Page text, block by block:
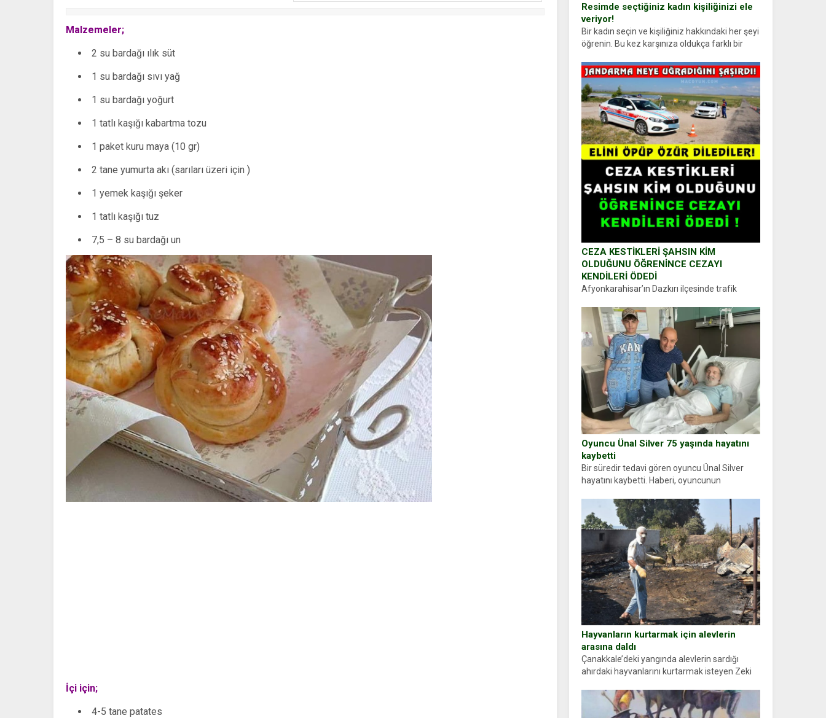
Resimde seçtiğiniz kadın kişiliğinizi ele
veriyor!
Bir kadın seçin ve kişiliğiniz hakkındaki her şeyi
öğrenin. Bu kez karşınıza oldukça farklı bir
kadın figürlerinden dikkatinizi en...
CEZA KESTİKLERİ ŞAHSIN KİM
OLDUĞUNU ÖĞRENİNCE CEZAYI
KENDİLERİ ÖDEDİ
Afyonkarahisar’ın Dazkırı ilçesinde trafik
durdurdukları bir otomobilin sürücüsünden
ehliyet ve ruhsat sorup belgelerini istedi.
Sürücü Abdurrahman Ö.nün verdiği evraklarda
eksik olduğunu...
Oyuncu Ünal Silver 75 yaşında hayatını
kaybetti
Bir süredir tedavi gören oyuncu Ünal Silver
hayatını kaybetti. Haberi, oyuncunun
sosyal medya hesabında “Usta Oyuncumuz ve
çok değerli dostumuz...
Hayvanların kurtarmak için alevlerin
arasına daldı
Çanakkale’deki yangında alevlerin sardığı
ahırdaki hayvanlarını kurtarmak isteyen Zeki
ellerinde yanıklar oluşan Demir, kâbus dolu
anları anlattı… Merkeze bağlı...
Malzemeler;
2 su bardağı ılık süt
1 su bardağı sıvı yağ
1 su bardağı yoğurt
1 tatlı kaşığı kabartma tozu
1 paket kuru maya (10 gr)
2 tane yumurta akı (sarıları üzeri için )
1 yemek kaşığı şeker
1 tatlı kaşığı tuz
7,5 – 8 su bardağı un
İçi için;
4-5 tane patates